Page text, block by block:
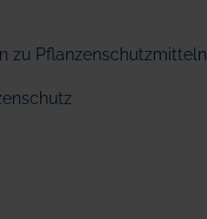
zu Pflanzenschutzmitteln